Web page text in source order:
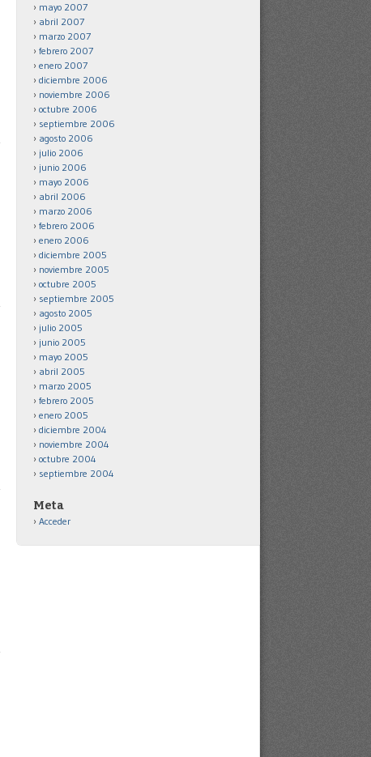
mayo 2007
abril 2007
marzo 2007
febrero 2007
enero 2007
diciembre 2006
noviembre 2006
octubre 2006
septiembre 2006
agosto 2006
julio 2006
junio 2006
mayo 2006
abril 2006
marzo 2006
febrero 2006
enero 2006
diciembre 2005
noviembre 2005
octubre 2005
septiembre 2005
agosto 2005
julio 2005
junio 2005
mayo 2005
abril 2005
marzo 2005
febrero 2005
enero 2005
diciembre 2004
noviembre 2004
octubre 2004
septiembre 2004
Meta
Acceder